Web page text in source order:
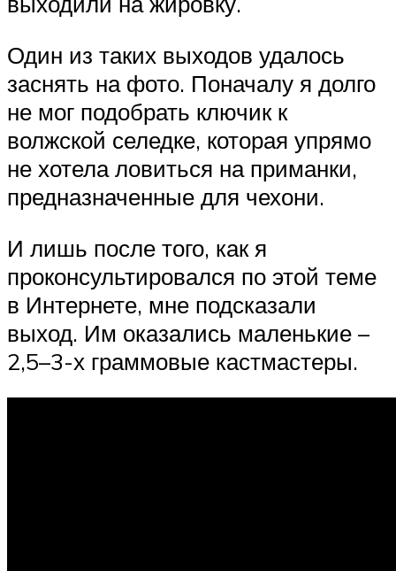
Один из таких выходов удалось
заснять на фото. Поначалу я долго
не мог подобрать ключик к
волжской селедке, которая упрямо
не хотела ловиться на приманки,
предназначенные для чехони.
И лишь после того, как я
проконсультировался по этой теме
в Интернете, мне подсказали
выход. Им оказались маленькие –
2,5–3-х граммовые кастмастеры.